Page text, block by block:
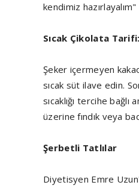
kendimiz
Sıcak Çikolata Tarifi:
Şeker içermeyen
sıcak süt ilave edin.
sıcaklığı tercihe
üzerine fındık veya
Şerbetli Tatlılar
Diyetisyen Emre